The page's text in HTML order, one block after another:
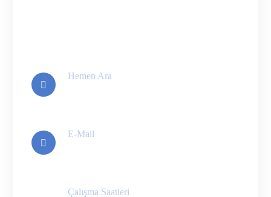
Hemen Ara
E-Mail
Çalışma Saatleri